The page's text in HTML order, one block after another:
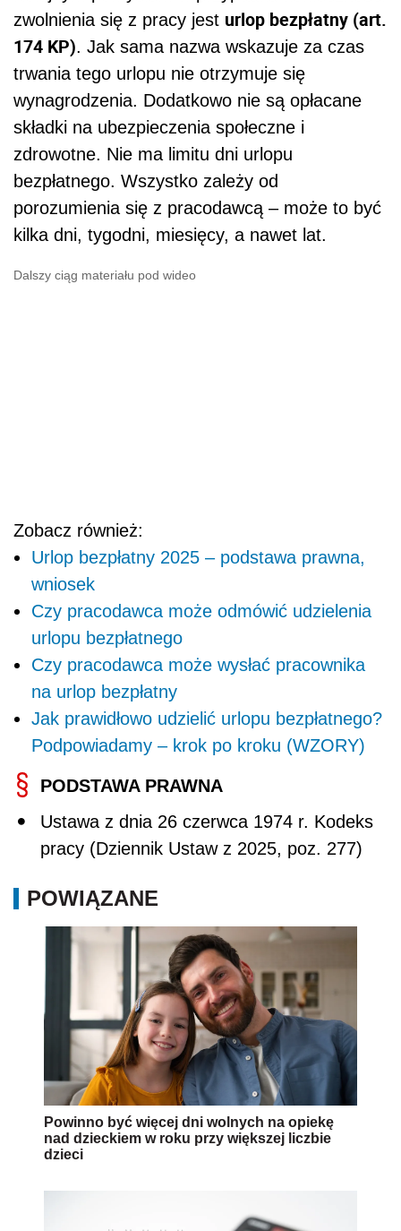
zwolnienia się z pracy jest urlop bezpłatny (art.
174 KP). Jak sama nazwa wskazuje za czas
trwania tego urlopu nie otrzymuje się
wynagrodzenia. Dodatkowo nie są opłacane
składki na ubezpieczenia społeczne i
zdrowotne. Nie ma limitu dni urlopu
bezpłatnego. Wszystko zależy od
porozumienia się z pracodawcą – może to być
kilka dni, tygodni, miesięcy, a nawet lat.
Dalszy ciąg materiału pod wideo
Zobacz również:
Urlop bezpłatny 2025 – podstawa prawna,
wniosek
Czy pracodawca może odmówić udzielenia
urlopu bezpłatnego
Czy pracodawca może wysłać pracownika
na urlop bezpłatny
Jak prawidłowo udzielić urlopu bezpłatnego?
Podpowiadamy – krok po kroku (WZORY)
PODSTAWA PRAWNA
Ustawa z dnia 26 czerwca 1974 r. Kodeks
pracy (Dziennik Ustaw z 2025, poz. 277)
POWIĄZANE
Powinno być więcej dni wolnych na opiekę
nad dzieckiem w roku przy większej liczbie
dzieci